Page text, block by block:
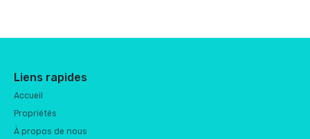
Liens rapides
Accueil
Propriétés
À propos de nous